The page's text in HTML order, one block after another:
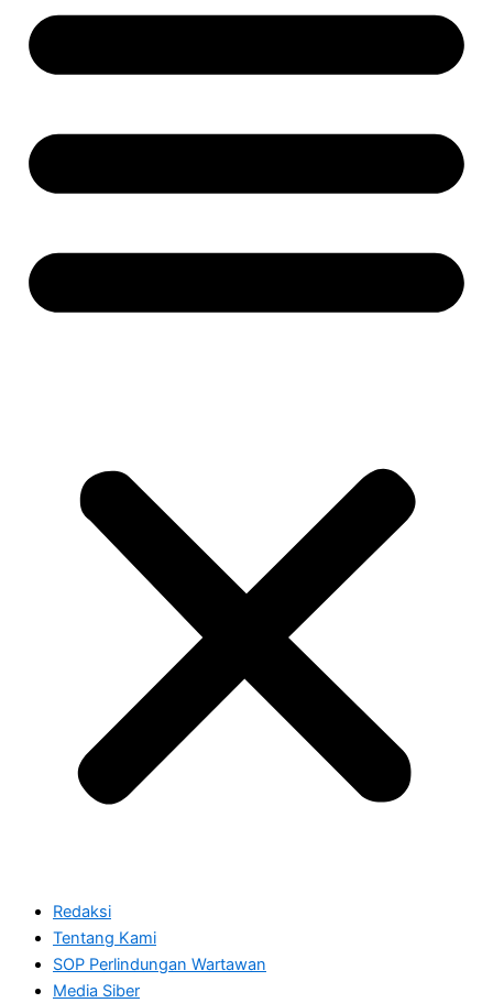
Redaksi
Tentang Kami
SOP Perlindungan Wartawan
Media Siber